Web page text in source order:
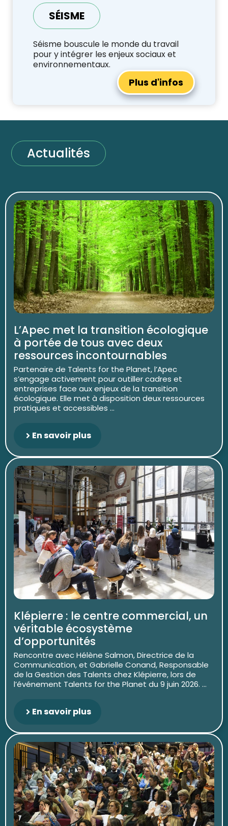
SÉISME
Séisme bouscule le monde du travail
pour y intégrer les enjeux sociaux et
environnementaux.
Plus d'infos
Actualités
L’Apec met la transition écologique
à portée de tous avec deux
ressources incontournables
Partenaire de Talents for the Planet, l’Apec
s’engage activement pour outiller cadres et
entreprises face aux enjeux de la transition
écologique. Elle met à disposition deux ressources
pratiques et accessibles ...
En savoir plus
Klépierre : le centre commercial, un
véritable écosystème
d’opportunités
Rencontre avec Hélène Salmon, Directrice de la
Communication, et Gabrielle Conand, Responsable
de la Gestion des Talents chez Klépierre, lors de
l’événement Talents for the Planet du 9 juin 2026. ...
En savoir plus